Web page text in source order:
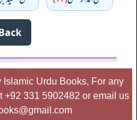
⬅️
Urdu Books, For any
+92 331 5902482 or email us